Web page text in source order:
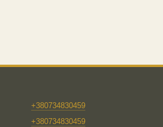
+380734830459
+380734830459